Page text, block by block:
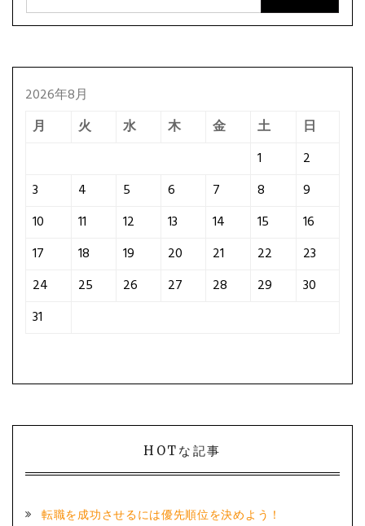
2026年8月
月
火 水 木 金 土
日
1
2
3
4 5 6 7 8
9
10
11 12 13 14 15
16
17
18 19 20 21 22
23
24
25 26 27 28 29
30
31
HOTな記事
転職を成功させるには優先順位を決めよう！